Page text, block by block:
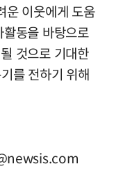
운 이웃에게 도움
동을 바탕으로
것으로 기대한
를 전하기 위해